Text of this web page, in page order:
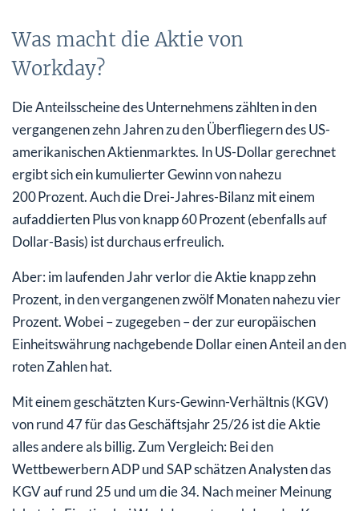
Was macht die Aktie von
Workday?
Die Anteilsscheine des Unternehmens zählten in den
vergangenen zehn Jahren zu den Überfliegern des US-
amerikanischen Aktienmarktes. In US-Dollar gerechnet
ergibt sich ein kumulierter Gewinn von nahezu
200 Prozent. Auch die Drei-Jahres-Bilanz mit einem
aufaddierten Plus von knapp 60 Prozent (ebenfalls auf
Dollar-Basis) ist durchaus erfreulich.
Aber: im laufenden Jahr verlor die Aktie knapp zehn
Prozent, in den vergangenen zwölf Monaten nahezu vier
Prozent. Wobei – zugegeben – der zur europäischen
Einheitswährung nachgebende Dollar einen Anteil an den
roten Zahlen hat.
Mit einem geschätzten Kurs-Gewinn-Verhältnis (KGV)
von rund 47 für das Geschäftsjahr 25/26 ist die Aktie
alles andere als billig. Zum Vergleich: Bei den
Wettbewerbern ADP und SAP schätzen Analysten das
KGV auf rund 25 und um die 34. Nach meiner Meinung